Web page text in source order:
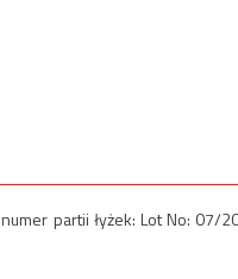
partii łyżek: Lot No: 07/